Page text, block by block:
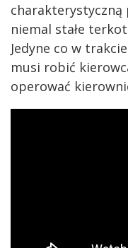
charakterystyczną
niemal stałe
Jedyne co w
musi robić
operować